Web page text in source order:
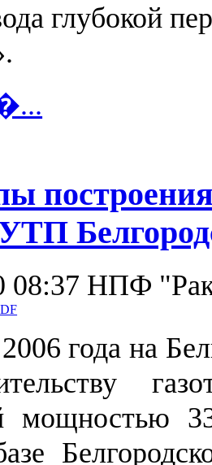
глубокой
08:37 НПФ
года на
мощностью